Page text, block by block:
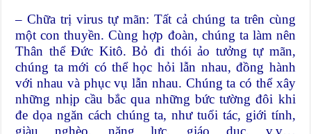
– Chữa trị virus tự mãn: Tất cả chúng ta trên cùng
một con thuyền. Cùng hợp đoàn, chúng ta làm nên
Thân thể Đức Kitô. Bỏ đi thói ảo tưởng tự mãn,
chúng ta mới có thể học hỏi lẫn nhau, đồng hành
với nhau và phục vụ lẫn nhau. Chúng ta có thể xây
những nhịp cầu bắc qua những bức tường đôi khi
đe dọa ngăn cách chúng ta, như tuổi tác, giới tính,
giàu nghèo, năng lực, giáo dục, v.v…